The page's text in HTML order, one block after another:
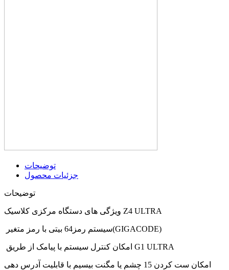
توضیحات
جزئیات محصول
توضیحات
ویژگی های دستگاه مرکزی کلاسیک Z4 ULTRA
سیستم رمز64 بیتی با رمز متغیر(GIGACODE)
امکان کنترل سیستم با پیامک از طریق G1 ULTRA
امکان ست کردن 15 چشم یا مگنت بیسیم با قابلیت آدرس دهی